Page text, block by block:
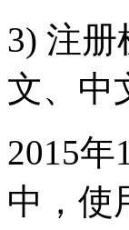
3) 注
文、中
2015
中，使